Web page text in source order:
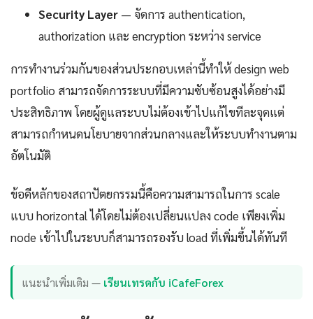
Security Layer — จัดการ authentication,
authorization และ encryption ระหว่าง service
การทำงานร่วมกันของส่วนประกอบเหล่านี้ทำให้ design web
portfolio สามารถจัดการระบบที่มีความซับซ้อนสูงได้อย่างมี
ประสิทธิภาพ โดยผู้ดูแลระบบไม่ต้องเข้าไปแก้ไขทีละจุดแต่
สามารถกำหนดนโยบายจากส่วนกลางและให้ระบบทำงานตาม
อัตโนมัติ
ข้อดีหลักของสถาปัตยกรรมนี้คือความสามารถในการ scale
แบบ horizontal ได้โดยไม่ต้องเปลี่ยนแปลง code เพียงเพิ่ม
node เข้าไปในระบบก็สามารถรองรับ load ที่เพิ่มขึ้นได้ทันที
แนะนำเพิ่มเติม — เรียนเทรดกับ iCafeForex